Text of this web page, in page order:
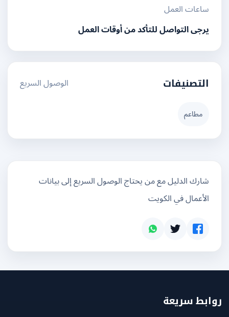
ساعات العمل
يرجى التواصل للتأكد من أوقات العمل
التصنيفات الوصول السريع
شارك الدليل مع من يحتاج الوصول السريع إلى بيانات
الأعمال في الكويت
سريعة